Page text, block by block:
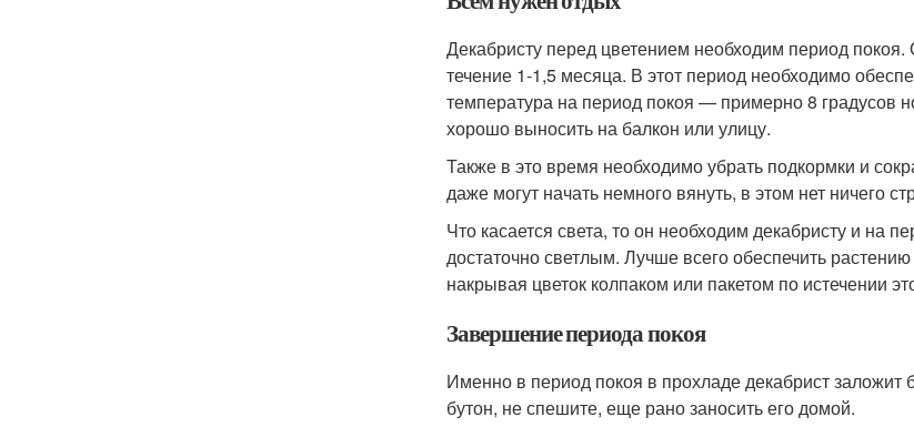
Декабристу перед цветением необходим период
течение 1-1,5 месяца. В этот период необходимо
температура на период покоя — примерно 8 градусов
хорошо выносить на балкон или улицу.
Также в это время необходимо убрать подкормки и
даже могут начать немного вянуть, в этом нет ничего
Что касается света, то он необходим декабристу и на
достаточно светлым. Лучше всего обеспечить
накрывая цветок колпаком или пакетом по истечении
Завершение периода покоя
Именно в период покоя в прохладе декабрист заложит
бутон, не спешите, еще рано заносить его домой.